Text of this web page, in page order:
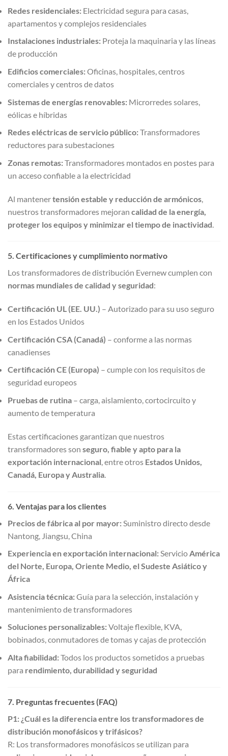
Redes residenciales: Electricidad segura para casas,
apartamentos y complejos residenciales
Instalaciones industriales: Proteja la maquinaria y las líneas
de producción
Edificios comerciales:Oficinas, hospitales, centros
comerciales y centros de datos
Sistemas de energías renovables: Microrredes solares,
eólicas e híbridas
Redes eléctricas de servicio público:Transformadores
reductores para subestaciones
Zonas remotas:Transformadores montados en postes para
un acceso confiable a la electricidad
Al mantenertensión estable y reducción de armónicos
nuestros transformadores mejoran calidad de la energía,
proteger los equipos y minimizar el tiempo de inactividad
5. Certificaciones y cumplimiento normativo
Los transformadores de distribución Evernew cumplen con
normas mundiales de calidad y seguridad:
Certificación UL (EE. UU.) – Autorizado para su uso seguro
en los Estados Unidos
Certificación CSA (Canadá) – conforme a las normas
canadienses
Certificación CE (Europa) – cumple con los requisitos de
seguridad europeos
Pruebas de rutina – carga, aislamiento, cortocircuito y
aumento de temperatura
Estas certificaciones garantizan que nuestros
transformadores son seguro, fiable y apto para la
exportación internacional , entre otros Estados Unidos,
Canadá, Europa y Australia
6. Ventajas para los clientes
Precios de fábrica al por mayor: Suministro directo desde
Nantong, Jiangsu, China
Experiencia en exportación internacional:ServicioAmérica
del Norte, Europa, Oriente Medio, el Sudeste Asiático y
África
Asistencia técnica:Guía para la selección, instalación y
mantenimiento de transformadores
Soluciones personalizables:Voltaje flexible, KVA,
bobinados, conmutadores de tomas y cajas de protección
Alta fiabilidad:Todos los productos sometidos a pruebas
para rendimiento, durabilidad y seguridad
7. Preguntas frecuentes (FAQ)
P1: ¿Cuál es la diferencia entre los transformadores de
distribución monofásicos y trifásicos?
R: Los transformadores monofásicos se utilizan para